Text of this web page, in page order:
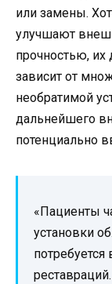
или замены.
улучшают
прочностью, их
зависит от
необратимой
дальнейшего
потенциально
«Пациенты
установки
потребуется